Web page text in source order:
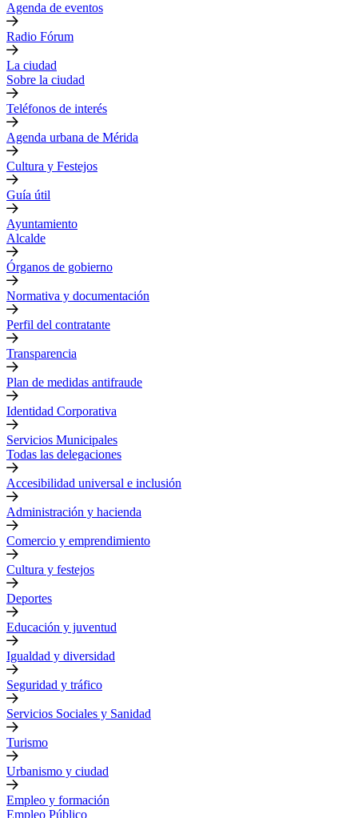
Agenda de eventos
Radio Fórum
La ciudad
Sobre la ciudad
Teléfonos de interés
Agenda urbana de Mérida
Cultura y Festejos
Guía útil
Ayuntamiento
Alcalde
Órganos de gobierno
Normativa y documentación
Perfil del contratante
Transparencia
Plan de medidas antifraude
Identidad Corporativa
Servicios Municipales
Todas las delegaciones
Accesibilidad universal e inclusión
Administración y hacienda
Comercio y emprendimiento
Cultura y festejos
Deportes
Educación y juventud
Igualdad y diversidad
Seguridad y tráfico
Servicios Sociales y Sanidad
Turismo
Urbanismo y ciudad
Empleo y formación
Empleo Público